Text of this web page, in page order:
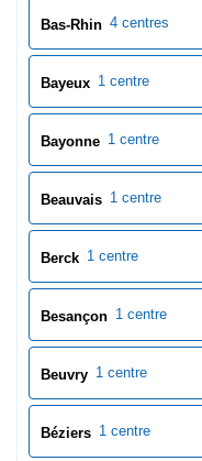
Bas-Rhin 4 centres
Bayeux 1 centre
Bayonne 1 centre
Beauvais 1 centre
Berck 1 centre
Besançon 1 centre
Beuvry 1 centre
Béziers 1 centre